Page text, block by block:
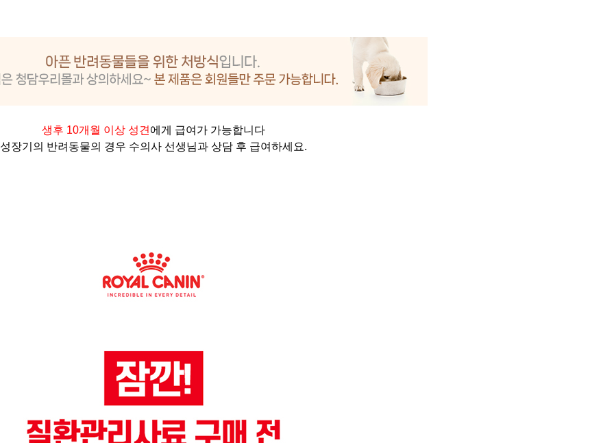
생후 10개월 이상 성견 에게 급여가 가능합니다
성장기의 반려동물의 경우 수의사 선생님과 상담 후 급여하세요.